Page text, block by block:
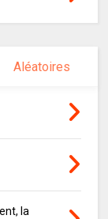
Aléatoires
la